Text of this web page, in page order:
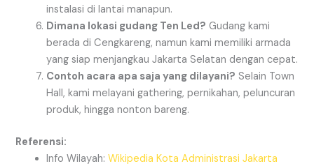
instalasi di lantai manapun.
Dimana lokasi gudang Ten Led? Gudang kami
berada di Cengkareng, namun kami memiliki armada
yang siap menjangkau Jakarta Selatan dengan cepat.
Contoh acara apa saja yang dilayani? Selain Town
Hall, kami melayani gathering, pernikahan, peluncuran
produk, hingga nonton bareng.
Referensi:
Info Wilayah:Wikipedia Kota Administrasi Jakarta